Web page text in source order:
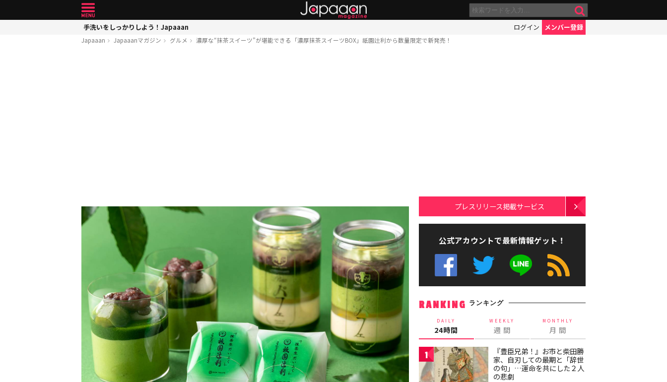
手洗いをしっかりしよう！Japaaan ログイン メンバー登録
Japaaan Japaaanマガジン グルメ 濃厚な“抹茶スイーツ”が堪能できる「濃厚抹茶スイーツBOX」祇園辻利から数量限定で新発売！
プレスリリース掲載サービス
公式アカウントで最新情報ゲット！
RANKING ランキング
DAILY
24時間
WEEKLY
週 間
MONTHLY
月 間
1
『豊臣兄弟！』お市と柴田勝
家、自刃しての最期と「辞世
の句」…運命を共にした２人
の悲劇